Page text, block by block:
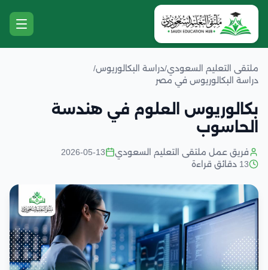
ملتقى التعليم السعودي/دراسة البكالوريوس/
دراسة البكالوريوس في مصر
بكالوريوس العلوم في هندسة
الحاسوب
فريق عمل ملتقى التعليم السعودي
2026-05-13
13 دقائق قراءة